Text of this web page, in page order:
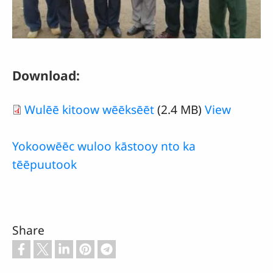
Download:
Wulēē kitoow wēēksēēt(2.4 MB) View
Yokoowēēc wuloo kāstooy nto ka
tēēpuutook
Share